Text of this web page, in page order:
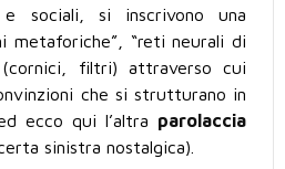
e sociali, si inscrivono una
metaforiche”, “reti neurali di
(cornici, filtri) attraverso cui
che si strutturano in
ecco qui l’altra parolaccia
sinistra nostalgica).